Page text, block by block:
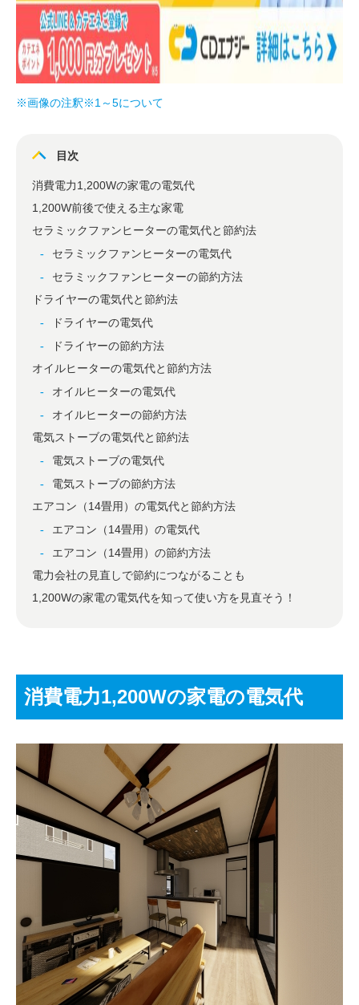
※画像の注釈※1～5について
目次
消費電力1,200Wの家電の電気代
1,200W前後で使える主な家電
セラミックファンヒーターの電気代と節約法
セラミックファンヒーターの電気代
セラミックファンヒーターの節約方法
ドライヤーの電気代と節約法
ドライヤーの電気代
ドライヤーの節約方法
オイルヒーターの電気代と節約方法
オイルヒーターの電気代
オイルヒーターの節約方法
電気ストーブの電気代と節約法
電気ストーブの電気代
電気ストーブの節約方法
エアコン（14畳用）の電気代と節約方法
エアコン（14畳用）の電気代
エアコン（14畳用）の節約方法
電力会社の見直しで節約につながることも
1,200Wの家電の電気代を知って使い方を見直そう！
消費電力1,200Wの家電の電気代